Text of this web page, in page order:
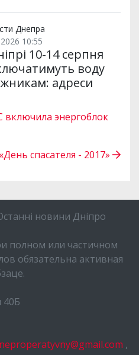
Днепра
10:55
10-14 серпня
воду
адреси
энергоблок
спасателя - 2017»
новини Дніпро
полном или частичном
обязательна активная
40Б
,